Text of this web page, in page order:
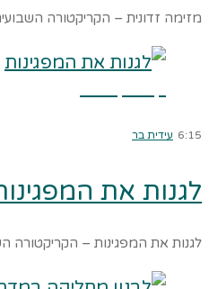
מזימה זדונית – הקריקטורה
6:15 עידית בר
לגנות את
לגנות את המפגינות – הקריקטורה